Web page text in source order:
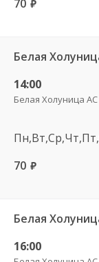
70 руб.
Белая
14:00
Белая Холуница АС
70 руб.
Белая
16:00